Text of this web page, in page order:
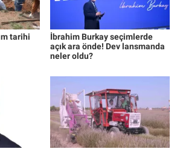
tarihi
İbrahim Burkay seçimlerde
açık ara önde! Dev lansmanda
neler oldu?